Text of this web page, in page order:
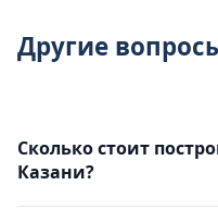
Другие
Сколько стоит
Казани?